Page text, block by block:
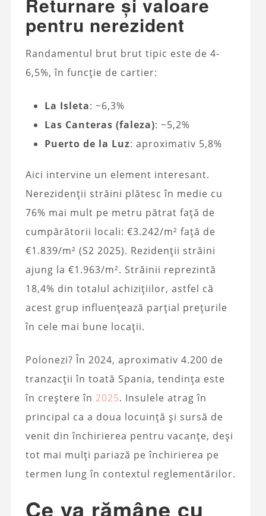
Returnare și valoare
pentru nerezident
Randamentul brut brut tipic este de 4-
6,5%, în funcție de cartier:
La Isleta: ~6,3%
Las Canteras (faleza): ~5,2%
Puerto de la Luz: aproximativ 5,8%
Aici intervine un element interesant.
Nerezidenții străini plătesc în medie cu
76% mai mult pe metru pătrat față de
cumpărătorii locali: €3.242/m² față de
€1.839/m² (S2 2025). Rezidenții străini
ajung la €1.963/m². Străinii reprezintă
18,4% din totalul achizițiilor, astfel că
acest grup influențează parțial prețurile
în cele mai bune locații.
Polonezi? În 2024, aproximativ 4.200 de
tranzacții în toată Spania, tendința este
în creștere în 2025. Insulele atrag în
principal ca a doua locuință și sursă de
venit din închirierea pentru vacanțe, deși
tot mai mulți pariază pe închirierea pe
termen lung în contextul reglementărilor.
Ce va rămâne cu